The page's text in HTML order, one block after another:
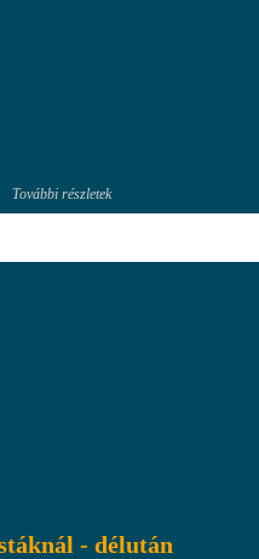
További részletek
- délután